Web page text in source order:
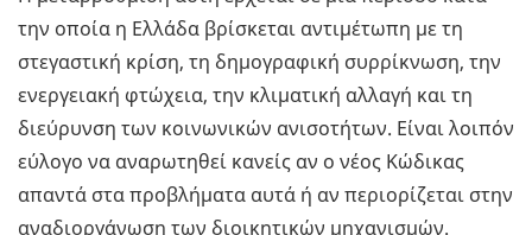
την οποία η Ελλάδα βρίσκεται αντιμέτωπη με τη
στεγαστική κρίση, τη δημογραφική συρρίκνωση, την
ενεργειακή φτώχεια, την κλιματική αλλαγή και τη
διεύρυνση των κοινωνικών ανισοτήτων. Είναι λοιπόν
εύλογο να αναρωτηθεί κανείς αν ο νέος Κώδικας
απαντά στα προβλήματα αυτά ή αν περιορίζεται στην
αναδιοργάνωση των διοικητικών μηχανισμών.